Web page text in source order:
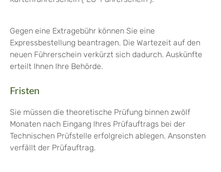
Gegen eine Extragebühr können Sie eine
Expressbestellung beantragen. Die Wartezeit auf den
neuen Führerschein verkürzt sich dadurch. Auskünfte
erteilt Ihnen Ihre Behörde.
Fristen
Sie müssen die theoretische Prüfung binnen zwölf
Monaten nach Eingang Ihres Prüfauftrags bei der
Technischen Prüfstelle erfolgreich ablegen. Ansonsten
verfällt der Prüfauftrag.